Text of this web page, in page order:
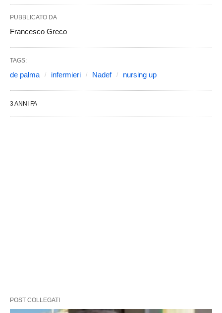
PUBBLICATO DA
Francesco Greco
TAGS:
de palma infermieri Nadef nursing up
3 ANNI FA
POST COLLEGATI